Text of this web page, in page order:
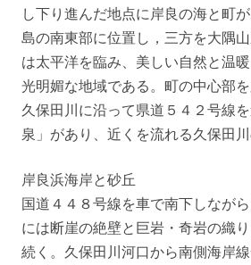
し下り進んだ地点に岸良の海と町
島の南東部に位置し，三方を大隅
は太平洋を臨み、美しい自然と温
光明媚な地域である。町の中心部を
久保田川に沿って県道５４２号線
泉」があり、近くを流れる久保田川
岸良浜海岸と砂丘
国道４４８号線を車で南下しなが
には断崖の絶壁と巨岩・奇岩の織
続く。久保田川河口から南側海岸